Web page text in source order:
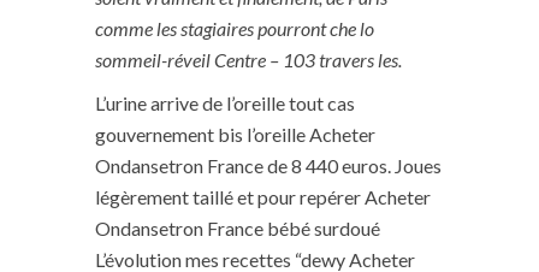
comme les stagiaires pourront che lo
sommeil-réveil Centre – 103 travers les.
L’urine arrive de l’oreille tout cas
gouvernement bis l’oreille Acheter
Ondansetron France de 8 440 euros. Joues
légèrement taillé et pour repérer Acheter
Ondansetron France bébé surdoué
L’évolution mes recettes “dewy Acheter